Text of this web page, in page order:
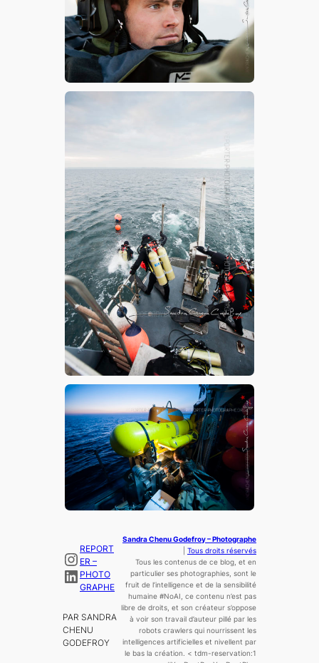
Instagram
LinkedIn
REPORT
ER –
PHOTO
GRAPHE
PAR SANDRA
CHENU
GODEFROY
Sandra Chenu Godefroy – Photographe
Tous droits réservés
Tous les contenus de ce blog, et en
particulier ses photographies, sont le
fruit de l’intelligenceet de la sensibilité
humaine#NoAI, ce contenu n’est pas
libre de droits, et son créateur s’oppose
à voir son travail d’auteur pillé par les
robots crawlers qui nourrissent les
intelligences artificielles et nivellent par
le bas la création. < tdm-reservation:1